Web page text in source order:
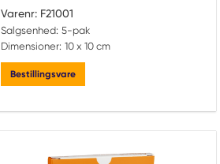
Varenr: F21001
Salgsenhed: 5-pak
Dimensioner: 10 x 10 cm
Bestillingsvare